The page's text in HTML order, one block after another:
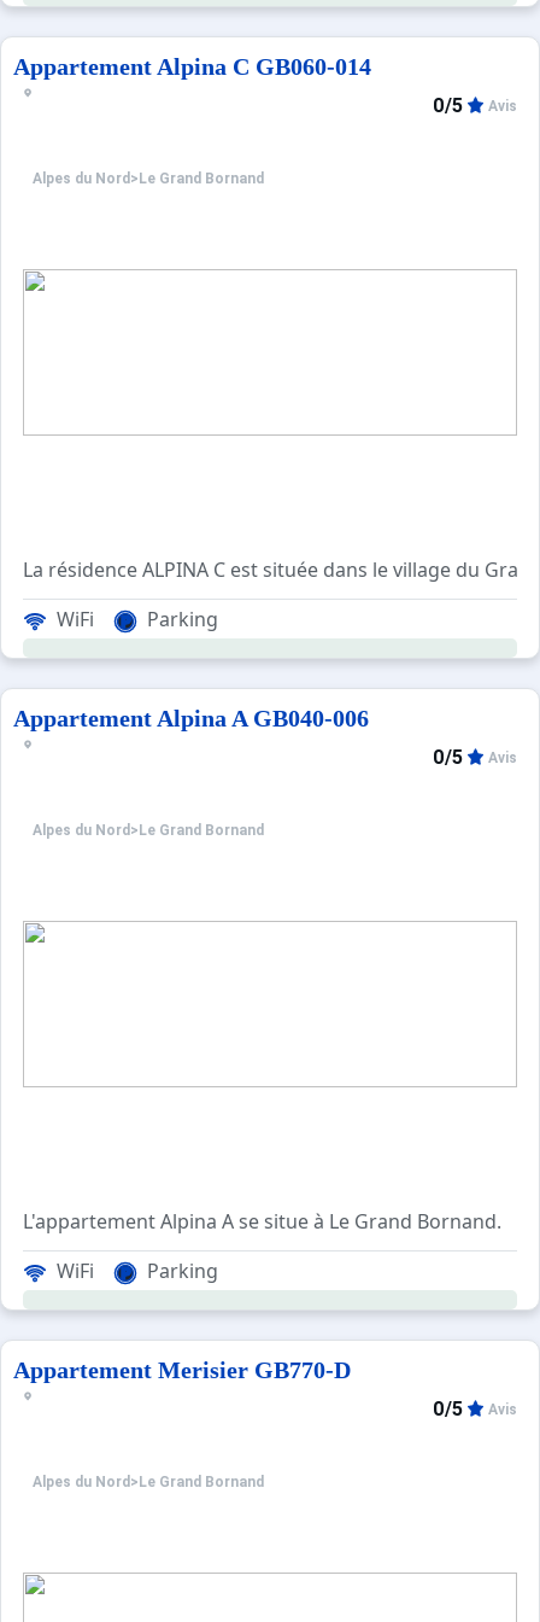
Les Plus de cette location à la montagne : vue
Location classée Meublé de Tourisme 2 étoiles
****Environnement****
Appartement Alpina C GB060-014
Alpes du Nord > Le Grand Bornand
0/5 Avis
La résidence ALPINA C est située dans le village du
Les Plus de cette location à la montagne : un
Location classée Meublé de Tourisme 3 étoiles
WiFi Parking
Appartement Alpina A GB040-006
Alpes du Nord > Le Grand Bornand
0/5 Avis
L'appartement Alpina A se situe à Le Grand Bornand.
La résidence ALPINA A est située dans le village du
Les Plus de cette location à la montagne : proximité
Essentiellement composé de petites résidences
WiFi Parking
Appartement Merisier GB770-D
Alpes du Nord > Le Grand Bornand
0/5 Avis